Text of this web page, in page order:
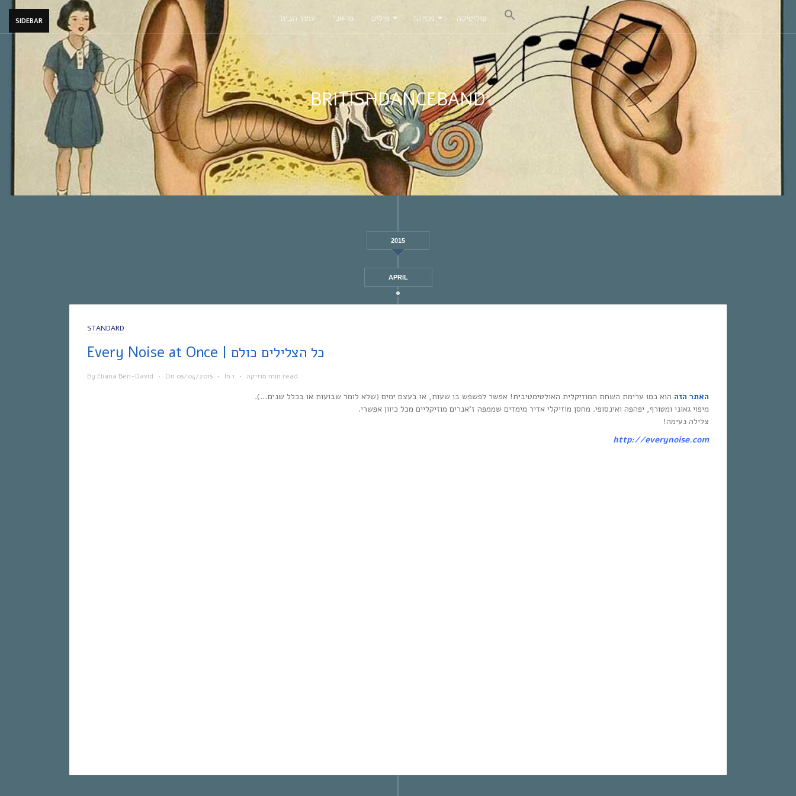
SIDEBAR עמוד הבית מי אני מילים מוזיקה פוליטיקה
BRITISHDANCEBAND
2015
APRIL
STANDARD
Every Noise at Once | כל הצלילים כולם
By Eliana Ben-David • On 05/04/2015 • In מוזיקה • 1 min read
האתר הזה הוא כמו ערימת השחת המוזיקלית האולטימטיבית! אפשר לפשפש בו שעות, או בעצם ימים (שלא לומר שבועות או בכלל שנים…).
מיפוי גאוני ומטורף, יפהפה ואינסופי. מחסן מוזיקלי אדיר מימדים שממפה ז’אנרים מוזיקליים מכל כיוון אפשרי.
צלילה נעימה!
http://everynoise.com